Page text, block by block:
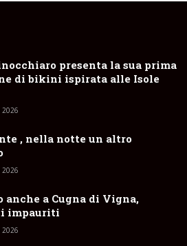
presenta la sua prima
di bikini ispirata alle Isole
2026
, nella notte un altro
2026
anche a Cugna di Vigna,
impauriti
2026